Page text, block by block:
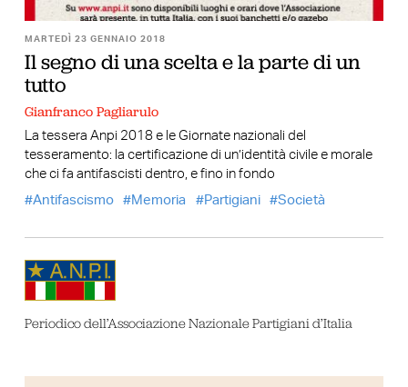
MARTEDÌ 23 GENNAIO 2018
Il segno di una scelta e la parte di un
tutto
Gianfranco Pagliarulo
La tessera Anpi 2018 e le Giornate nazionali del
tesseramento: la certificazione di un’identità civile e morale
che ci fa antifascisti dentro, e fino in fondo
Antifascismo
Memoria Partigiani Società
Periodico dell’Associazione Nazionale Partigiani d’Italia